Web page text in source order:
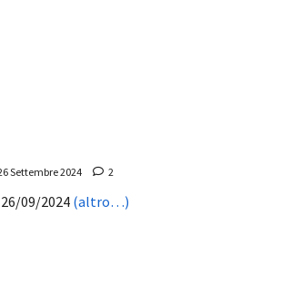
Settembre 2024 2
09/2024(altro…)